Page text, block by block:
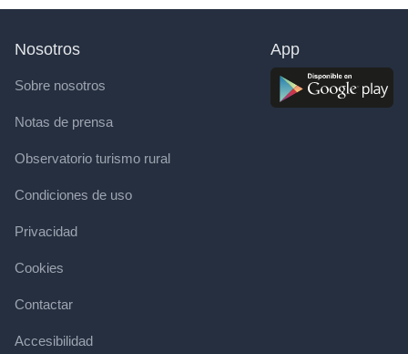
Nosotros
Sobre nosotros
Notas de prensa
Observatorio turismo rural
Condiciones de uso
Privacidad
Cookies
Contactar
Accesibilidad
App